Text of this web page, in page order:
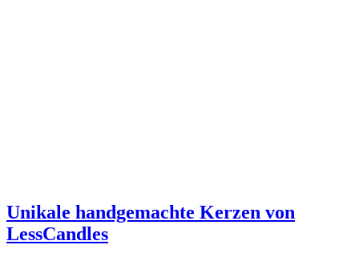
Unikale handgemachte Kerzen von
LessCandles